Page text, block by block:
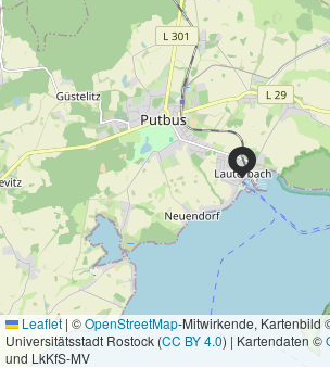
Leaflet | ©OpenStreetMap-Mitwirkende, Kartenbild
Universitätsstadt Rostock (CC BY 4.0) | Kartendaten ©
und LkKfS-MV